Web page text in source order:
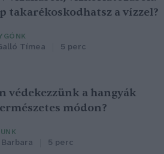
takarékoskodhatsz a vízzel?
Tímea 5 perc
védekezzünk a hangyák
módon?
5 perc